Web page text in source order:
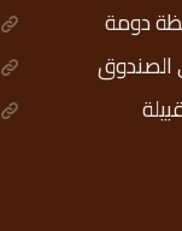
دومة
الصندوق